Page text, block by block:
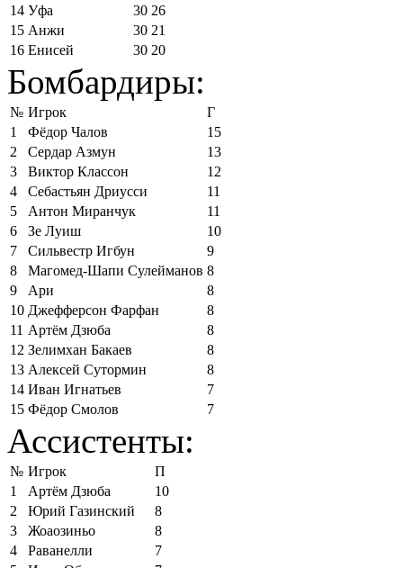
14 Уфа 30 26
15 Анжи 30 21
16 Енисей 30 20
Бомбардиры:
№ Игрок
Г
1
Фёдор Чалов
15
2
Сердар Азмун
13
3
Виктор Классон
12
4
Себастьян Дриусси
11
5
Антон Миранчук
11
6
Зе Луиш
10
7
Сильвестр Игбун
9
8
Магомед-Шапи Сулейманов 8
9
Ари
8
10 Джефферсон Фарфан
8
11 Артём Дзюба
8
12 Зелимхан Бакаев
8
13 Алексей Сутормин
8
14 Иван Игнатьев
7
15 Фёдор Смолов 7
Ассистенты:
№ Игрок
П
1
Артём Дзюба
10
2
Юрий Газинский
8
3
Жоаозиньо
8
4
Раванелли
7